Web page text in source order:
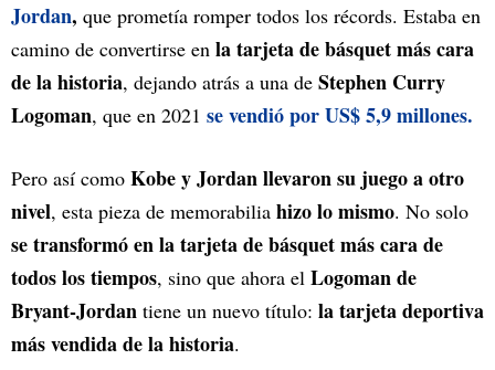
Jordan, que prometía romper todos los récords. Estaba en
camino de convertirse en la tarjeta de básquet más cara
de la historia, dejando atrás a una de Stephen Curry
Logoman, que en 2021 se vendió por US$ 5,9 millones.
Pero así como Kobe y Jordan llevaron su juego a otro
nivel, esta pieza de memorabilia hizo lo mismo. No solo
se transformó en la tarjeta de básquet más cara de
todos los tiempos, sino que ahora el Logoman de
Bryant-Jordan tiene un nuevo título: la tarjeta deportiva
más vendida de la historia.